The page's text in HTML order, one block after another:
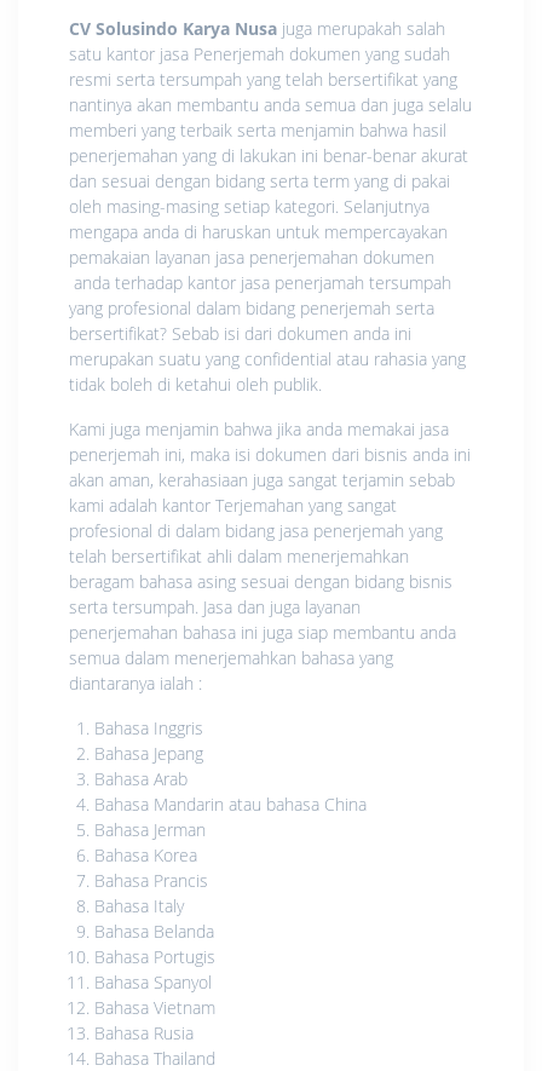
CV Solusindo Karya Nusa juga merupakah salah
satu kantor jasa Penerjemah dokumen yang sudah
resmi serta tersumpah yang telah bersertifikat yang
nantinya akan membantu anda semua dan juga selalu
memberi yang terbaik serta menjamin bahwa hasil
penerjemahan yang di lakukan ini benar-benar akurat
dan sesuai dengan bidang serta term yang di pakai
oleh masing-masing setiap kategori. Selanjutnya
mengapa anda di haruskan untuk mempercayakan
pemakaian layanan jasa penerjemahan dokumen
anda terhadap kantor jasa penerjamah tersumpah
yang profesional dalam bidang penerjemah serta
bersertifikat? Sebab isi dari dokumen anda ini
merupakan suatu yang confidential atau rahasia yang
tidak boleh di ketahui oleh publik.
Kami juga menjamin bahwa jika anda memakai jasa
penerjemah ini, maka isi dokumen dari bisnis anda ini
akan aman, kerahasiaan juga sangat terjamin sebab
kami adalah kantor Terjemahan yang sangat
profesional di dalam bidang jasa penerjemah yang
telah bersertifikat ahli dalam menerjemahkan
beragam bahasa asing sesuai dengan bidang bisnis
serta tersumpah. Jasa dan juga layanan
penerjemahan bahasa ini juga siap membantu anda
semua dalam menerjemahkan bahasa yang
diantaranya ialah :
Bahasa Inggris
Bahasa Jepang
Bahasa Arab
Bahasa Mandarin atau bahasa China
Bahasa Jerman
Bahasa Korea
Bahasa Prancis
Bahasa Italy
Bahasa Belanda
Bahasa Portugis
Bahasa Spanyol
Bahasa Vietnam
Bahasa Rusia
Bahasa Thailand